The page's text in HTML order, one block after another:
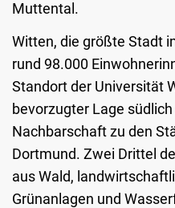
Muttental.
Witten, die größte Stadt
rund 98.000
Standort der Universität
bevorzugter Lage
Nachbarschaft zu den
Dortmund. Zwei Drittel
aus Wald,
Grünanlagen und